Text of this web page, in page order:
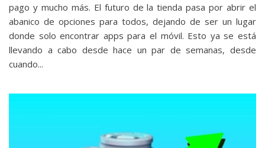
pago y mucho más. El futuro de la tienda pasa por abrir el
abanico de opciones para todos, dejando de ser un lugar
donde solo encontrar apps para el móvil. Esto ya se está
llevando a cabo desde hace un par de semanas, desde
cuando...